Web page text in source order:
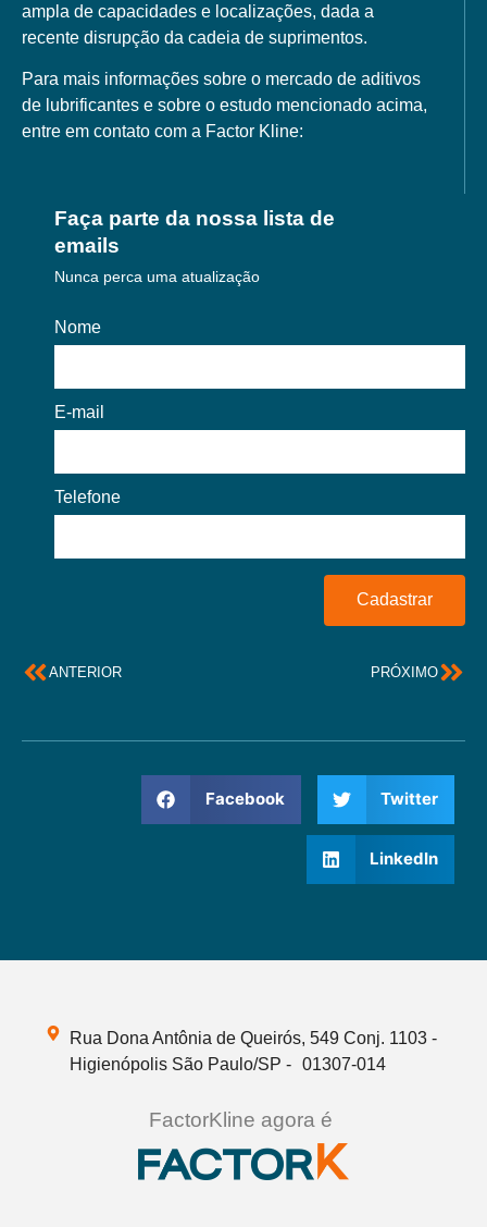
ampla de capacidades e localizações, dada a
recente disrupção da cadeia de suprimentos.
Para mais informações sobre o mercado de aditivos
de lubrificantes e sobre o estudo mencionado acima,
entre em contato com a Factor Kline:
Faça parte da nossa lista de
emails
Nunca perca uma atualização
Nome
E-mail
Telefone
Cadastrar
ANTERIOR PRÓXIMO
Facebook Twitter
LinkedIn
Rua Dona Antônia de Queirós, 549 Conj. 1103 -
Higienópolis São Paulo/SP - 01307-014
FactorKline agora é